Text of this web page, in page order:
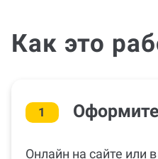
Как это
1
Онлайн на сайте или